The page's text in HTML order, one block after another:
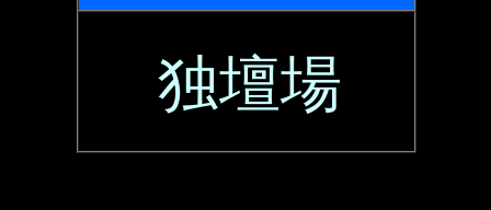
独壇場